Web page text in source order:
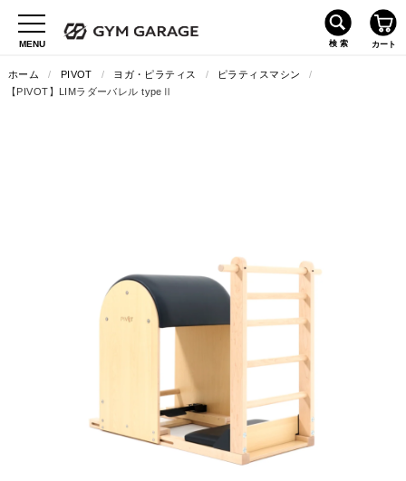
ホーム / PIVOT / ヨガ・ピラティス / ピラティスマシン
/
【PIVOT】LIMラダーバレル typeⅡ